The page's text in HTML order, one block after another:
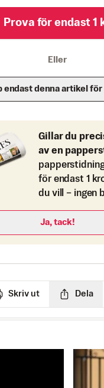
Prova för endast 1
Eller
endast denna artikel för
Gillar du
av en
för endast 1
du vill – ingen
Ja, tack!
Skriv ut Dela